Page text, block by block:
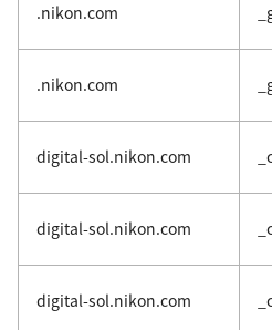
.nikon.com
.nikon.com
digital-sol.nikon.com
digital-sol.nikon.com
digital-sol.nikon.com